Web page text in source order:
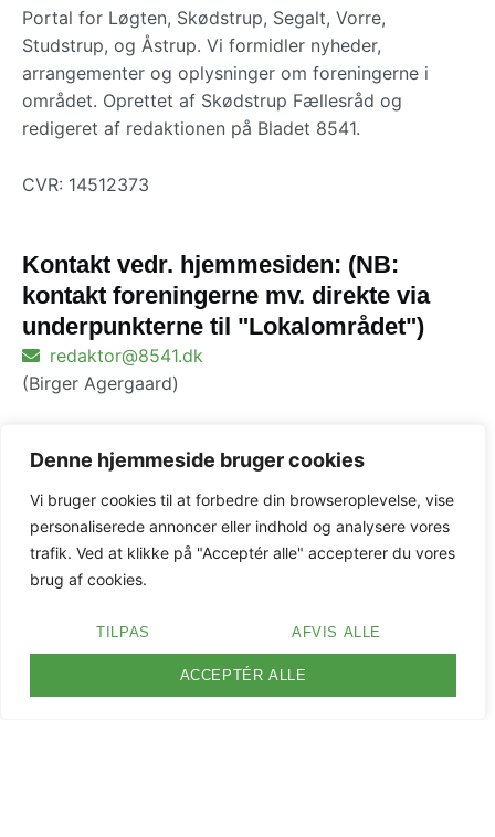
Denne hjemmeside bruger cookies
Vi bruger cookies til at forbedre din browseroplevelse, vise
personaliserede annoncer eller indhold og analysere vores
trafik. Ved at klikke på "Acceptér alle" accepterer du vores
brug af cookies.
TILPAS AFVIS ALLE
ACCEPTÉR ALLE
Portal for Løgten, Skødstrup, Segalt, Vorre,
Studstrup, og Åstrup. Vi formidler nyheder,
arrangementer og oplysninger om foreningerne i
området. Oprettet af Skødstrup Fællesråd og
redigeret af redaktionen på Bladet 8541.
CVR: 14512373
Kontakt vedr. hjemmesiden: (NB:
kontakt foreningerne mv. direkte via
underpunkterne til "Lokalområdet")
redaktor@8541.dk
(Birger Agergaard)
margrethe@thusgaard.com
(Webredaktør: Margrethe Krogh Thusgaard)
Facebookgrupper
Dit lokale blad
Dit lokale butiksliv
Skødstrup fællesråd